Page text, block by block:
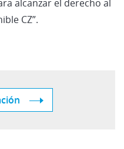
alcanzar el derecho al
CZ”.